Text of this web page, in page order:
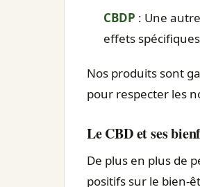
CBDP : Une
effets
Nos produits sont
pour respecter les
Le CBD et ses
De plus en plus de
positifs sur le bien-